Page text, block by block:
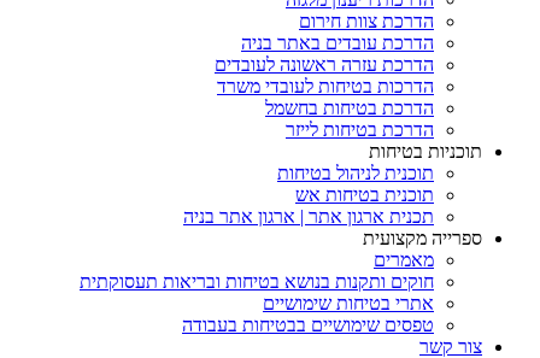
הדרכת צוות חירום
הדרכת עובדים באתר בניה
הדרכת עזרה ראשונה לעובדים
הדרכות בטיחות לעובדי משרד
הדרכת בטיחות בחשמל
הדרכת בטיחות לייזר
תוכניות בטיחות
תוכנית לניהול בטיחות
תוכנית בטיחות אש
תכנית ארגון אתר | ארגון אתר בניה
ספרייה מקצועית
מאמרים
חוקים ותקנות בנושא בטיחות ובריאות תעסוקתית
אתרי בטיחות שימושיים
טפסים שימושיים בבטיחות בעבודה
צור קשר